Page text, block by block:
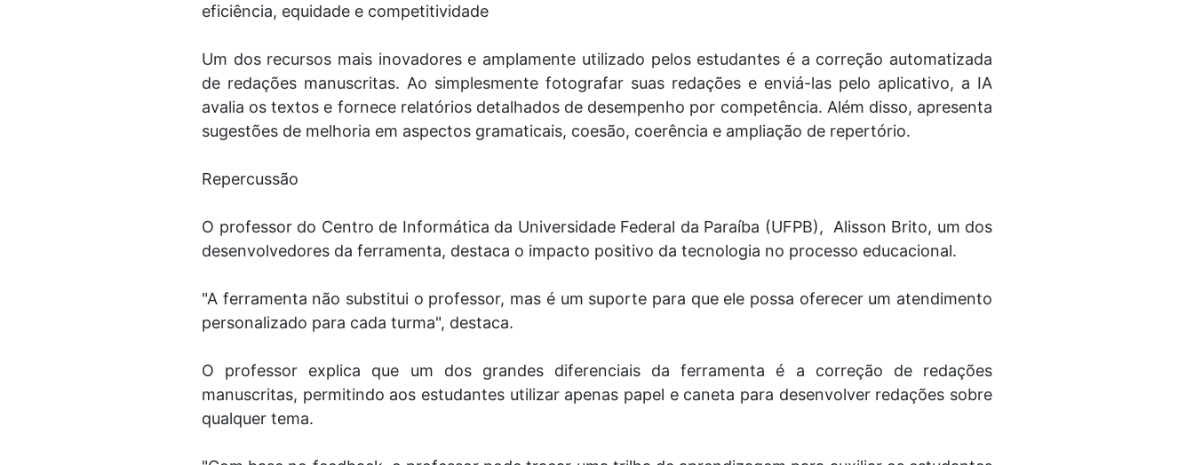
eficiência, equidade e competitividade
Um dos recursos mais inovadores e amplamente utilizado pelos estudantes é a correção automatizada
de redações manuscritas. Ao simplesmente fotografar suas redações e enviá-las pelo aplicativo, a IA
avalia os textos e fornece relatórios detalhados de desempenho por competência. Além disso, apresenta
sugestões de melhoria em aspectos gramaticais, coesão, coerência e ampliação de repertório.
Repercussão
O professor do Centro de Informática da Universidade Federal da Paraíba (UFPB), Alisson Brito, um dos
desenvolvedores da ferramenta, destaca o impacto positivo da tecnologia no processo educacional.
"A ferramenta não substitui o professor, mas é um suporte para que ele possa oferecer um atendimento
personalizado para cada turma", destaca.
O professor explica que um dos grandes diferenciais da ferramenta é a correção de redações
manuscritas, permitindo aos estudantes utilizar apenas papel e caneta para desenvolver redações sobre
qualquer tema.